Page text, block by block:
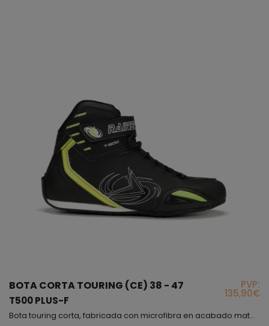
BOTA CORTA TOURING (CE) 38 - 47
T500 PLUS-F
PVP:
135,90€
Bota touring corta, fabricada con microfibra en acabado mate, muy cómoda y flexible, además interiormente hemos puesto un forro de panal 3D para obtener una buena transpiración, este modelo es incluso más cómodo que un deportivo, con la diferencia de que el modelo T-500 PLUS cumple con la normativa vigente para proteger tu pie, lo hemos fabricado en varios colores, en todos predomina el color negro, el cierre es mediante cordones con sistema de bloqueo y correa de velcr...